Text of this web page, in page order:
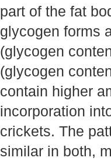
part of the fat
glycogen forms
(glycogen
(glycogen
contain higher
incorporation
crickets. The
similar in both,